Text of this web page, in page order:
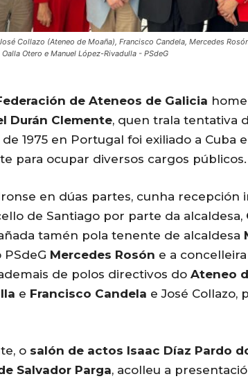
Collazo (Ateneo de Moaña), Francisco Candela, Mercedes
Otero e Manuel López-Rivadulla - PSdeG
de Ateneos de Galicia
Durán Clemente, quen trala tentativa
1975 en Portugal foi exiliado a Cuba
para ocupar diversos cargos públicos.
en dúas partes, cunha
de Santiago por parte da alcaldesa,
tamén pola tenente de alcaldesa
Mercedes Rosón e a
de polos directivos do Ateneo
e Francisco Candela e José Collazo,
o salón de actos Isaac Díaz Pardo
Salvador Parga, acolleu a